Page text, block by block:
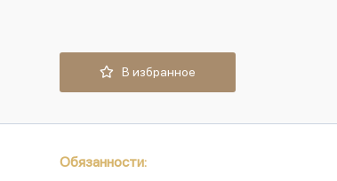
В избранное
Обязанности: